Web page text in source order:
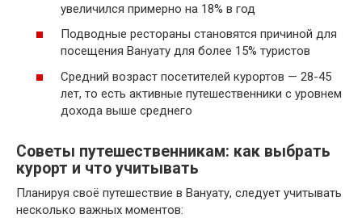
увеличился примерно на 18% в год
Подводные рестораны становятся причиной для
посещения Вануату для более 15% туристов
Средний возраст посетителей курортов — 28-45
лет, то есть активные путешественники с уровнем
дохода выше среднего
Советы путешественникам: как выбрать
курорт и что учитывать
Планируя своё путешествие в Вануату, следует учитывать
несколько важных моментов: